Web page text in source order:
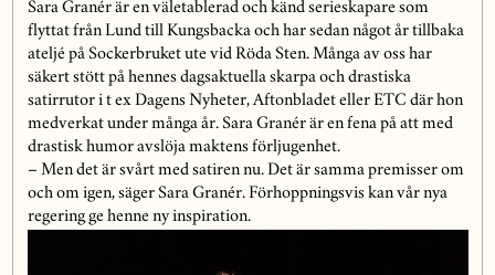
Sara Granér är en väletablerad och känd serieskapare som
flyttat från Lund till Kungsbacka och har sedan något år tillbaka
ateljé på Sockerbruket ute vid Röda Sten. Många av oss har
säkert stött på hennes dagsaktuella skarpa och drastiska
satirrutor i t ex Dagens Nyheter, Aftonbladet eller ETC där hon
medverkat under många år. Sara Granér är en fena på att med
drastisk humor avslöja maktens förljugenhet.
– Men det är svårt med satiren nu. Det är samma premisser om
och om igen, säger Sara Granér. Förhoppningsvis kan vår nya
regering ge henne ny inspiration.